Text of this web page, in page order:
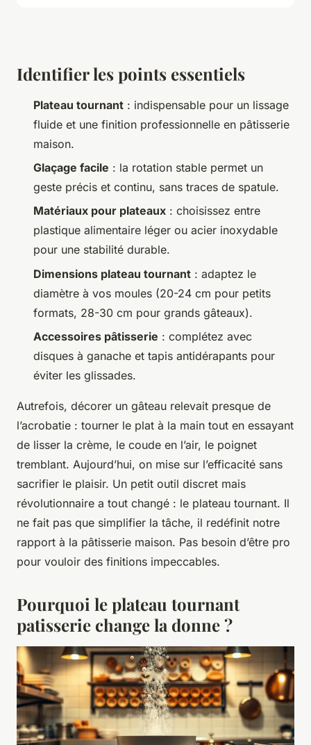
Identifier les points essentiels
Plateau tournant : indispensable pour un lissage
fluide et une finition professionnelle en pâtisserie
maison.
Glaçage facile : la rotation stable permet un
geste précis et continu, sans traces de spatule.
Matériaux pour plateaux : choisissez entre
plastique alimentaire léger ou acier inoxydable
pour une stabilité durable.
Dimensions plateau tournant : adaptez le
diamètre à vos moules (20-24 cm pour petits
formats, 28-30 cm pour grands gâteaux).
Accessoires pâtisserie : complétez avec
disques à ganache et tapis antidérapants pour
éviter les glissades.
Autrefois, décorer un gâteau relevait presque de
l’acrobatie : tourner le plat à la main tout en essayant
de lisser la crème, le coude en l’air, le poignet
tremblant. Aujourd’hui, on mise sur l’efficacité sans
sacrifier le plaisir. Un petit outil discret mais
révolutionnaire a tout changé : le plateau tournant. Il
ne fait pas que simplifier la tâche, il redéfinit notre
rapport à la pâtisserie maison. Pas besoin d’être pro
pour vouloir des finitions impeccables.
Pourquoi le plateau tournant
patisserie change la donne ?